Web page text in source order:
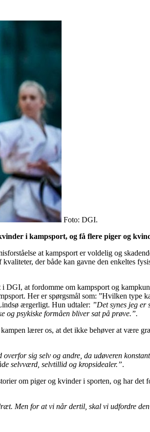
Foto: DGI.
i kampsport, og få flere piger og
at kampsport er voldelig og
der både kan gavne den enkeltes
at fordomme om kampsport og
Her er spørgsmål som: ”Hvilken type
ærgerligt. Hun udtaler: ”Det synes jeg er
og psykiske formåen bliver sat på prøve.”.
lærer os, at det ikke behøver at være
sig selv og andre, da udøveren
selvværd, selvtillid og kropsidealer.”.
om piger og kvinder i sporten, og har
Men for at vi når dertil, skal vi udfordre